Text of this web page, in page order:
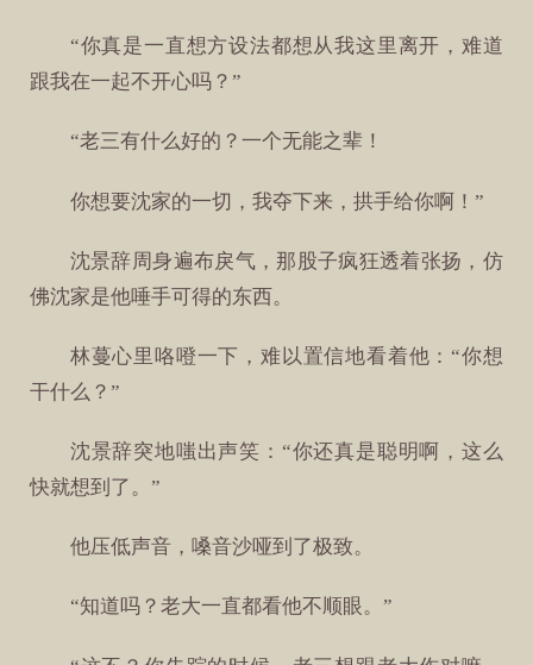
“你真是一直想方设法都想从我这里离开，难道
跟我在一起不开心吗？”
“老三有什么好的？一个无能之辈！
你想要沈家的一切，我夺下来，拱手给你啊！”
沈景辞周身遍布戾气，那股子疯狂透着张扬，仿
佛沈家是他唾手可得的东西。
林蔓心里咯噔一下，难以置信地看着他：“你想
干什么？”
沈景辞突地嗤出声笑：“你还真是聪明啊，这么
快就想到了。”
他压低声音，嗓音沙哑到了极致。
“知道吗？老大一直都看他不顺眼。”